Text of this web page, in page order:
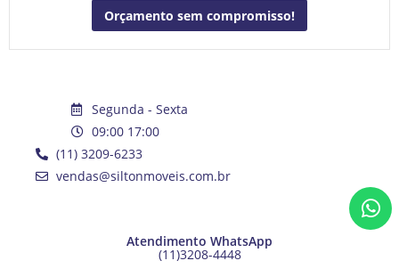
Orçamento sem compromisso!
Segunda - Sexta
09:00 17:00
(11) 3209-6233
vendas@siltonmoveis.com.br
Atendimento WhatsApp
(11)3208-4448